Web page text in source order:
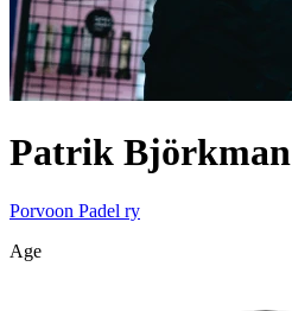
Patrik Björkman
Porvoon Padel ry
Age